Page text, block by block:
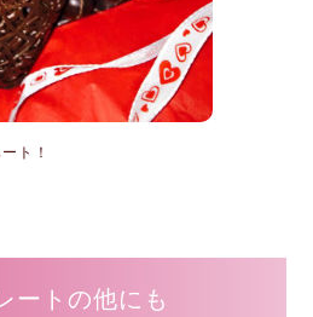
ト！
トの他にも